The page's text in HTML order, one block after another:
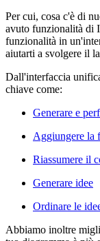
Per cui, cosa c'è di
avuto funzionalità di
funzionalità in
aiutarti a svolgere il
Dall'interfaccia
chiave come:
Generare e
Aggiungere la
Riassumere il
Generare idee
Ordinare le
Abbiamo inoltre